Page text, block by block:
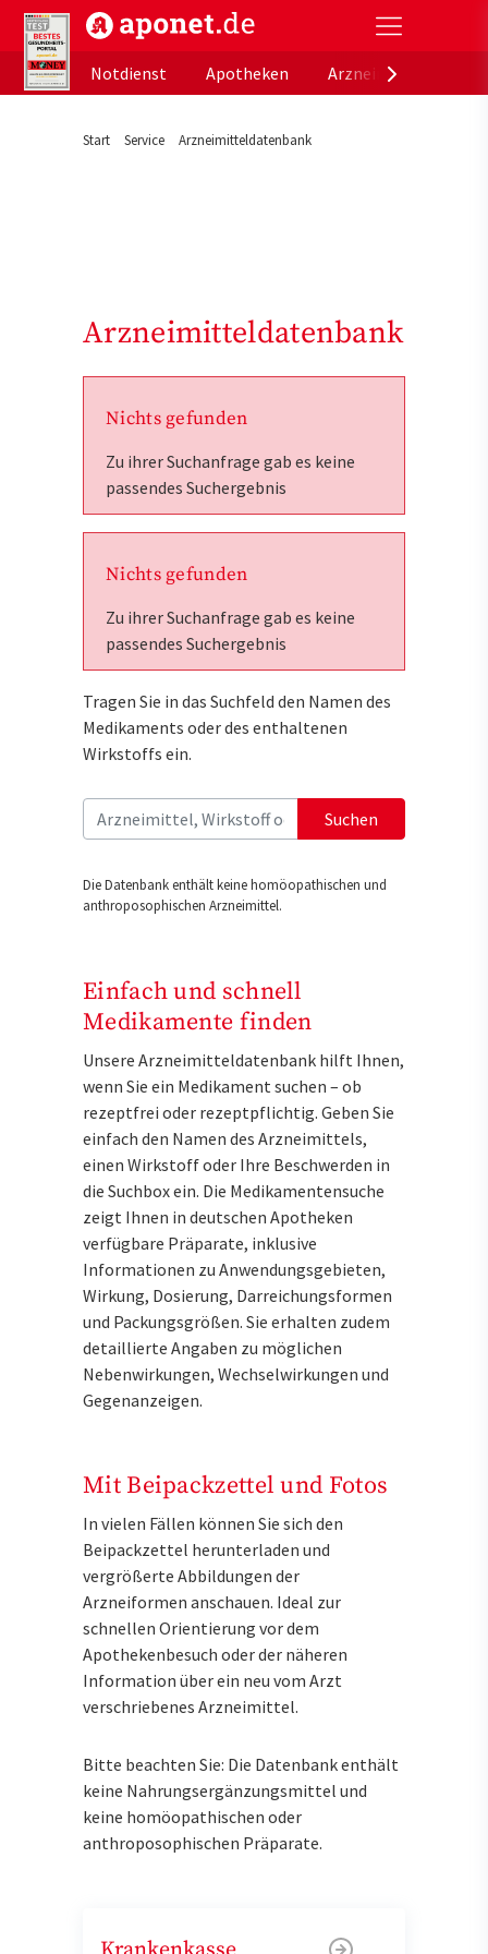
aponet.de - Das offizielle Gesundheitsportal der
Notdienst
Apotheken
Start Service Arzneimitteldatenbank
Arzneimitteldatenbank
Nichts gefunden
Zu ihrer Suchanfrage gab es keine
passendes Suchergebnis
Nichts gefunden
Zu ihrer Suchanfrage gab es keine
passendes Suchergebnis
Tragen Sie in das Suchfeld den Namen des
Medikaments oder des enthaltenen
Wirkstoffs ein.
Suchen
Die Datenbank enthält keine homöopathischen und
anthroposophischen Arzneimittel.
Einfach und schnell
Medikamente finden
Unsere Arzneimitteldatenbank hilft Ihnen,
wenn Sie ein Medikament suchen – ob
rezeptfrei oder rezeptpflichtig. Geben Sie
einfach den Namen des Arzneimittels,
einen Wirkstoff oder Ihre Beschwerden in
die Suchbox ein. Die Medikamentensuche
zeigt Ihnen in deutschen Apotheken
verfügbare Präparate, inklusive
Informationen zu Anwendungsgebieten,
Wirkung, Dosierung, Darreichungsformen
und Packungsgrößen. Sie erhalten zudem
detaillierte Angaben zu möglichen
Nebenwirkungen, Wechselwirkungen und
Gegenanzeigen.
Mit Beipackzettel und Fotos
In vielen Fällen können Sie sich den
Beipackzettel herunterladen und
vergrößerte Abbildungen der
Arzneiformen anschauen. Ideal zur
schnellen Orientierung vor dem
Apothekenbesuch oder der näheren
Information über ein neu vom Arzt
verschriebenes Arzneimittel.
Bitte beachten Sie: Die Datenbank enthält
keine Nahrungsergänzungsmittel und
keine homöopathischen oder
anthroposophischen Präparate.